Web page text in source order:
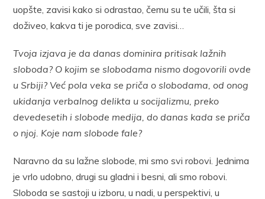
uopšte, zavisi kako si odrastao, čemu su te učili, šta si
doživeo, kakva ti je porodica, sve zavisi…
Tvoja izjava je da danas dominira pritisak lažnih
sloboda? O kojim se slobodama nismo dogovorili ovde
u Srbiji? Već pola veka se priča o slobodama, od onog
ukidanja verbalnog delikta u socijalizmu, preko
devedesetih i slobode medija, do danas kada se priča
o njoj. Koje nam slobode fale?
Naravno da su lažne slobode, mi smo svi robovi. Jednima
je vrlo udobno, drugi su gladni i besni, ali smo robovi.
Sloboda se sastoji u izboru, u nadi, u perspektivi, u